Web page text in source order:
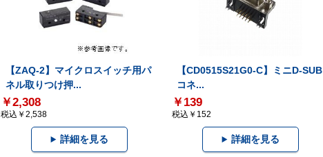
【ZAQ-2】マイクロスイッチ用パ
ネル取りつけ押...
￥2,308
税込￥2,538
詳細を見る
【CD0515S21G0-C】ミニD-SUB
コネ...
￥139
税込￥152
詳細を見る